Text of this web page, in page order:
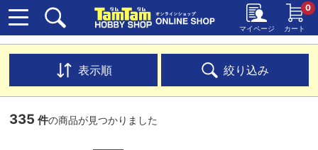
マイページ カート
0
表示順 絞り込み
335 件の商品が見つかりました